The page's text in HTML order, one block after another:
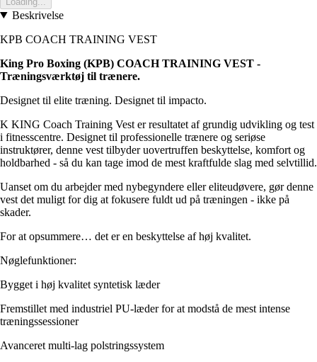
Beskrivelse
KPB COACH TRAINING VEST
King Pro Boxing (KPB) COACH TRAINING VEST -
Træningsværktøj til trænere.
Designet til elite træning. Designet til impacto.
K KING Coach Training Vest er resultatet af grundig udvikling og test
i fitnesscentre. Designet til professionelle trænere og seriøse
instruktører, denne vest tilbyder uovertruffen beskyttelse, komfort og
holdbarhed - så du kan tage imod de mest kraftfulde slag med selvtillid.
Uanset om du arbejder med nybegyndere eller eliteudøvere, gør denne
vest det muligt for dig at fokusere fuldt ud på træningen - ikke på
skader.
For at opsummere… det er en beskyttelse af høj kvalitet.
Nøglefunktioner:
Bygget i høj kvalitet syntetisk læder
Fremstillet med industriel PU-læder for at modstå de mest intense
træningssessioner
Avanceret multi-lag polstringssystem